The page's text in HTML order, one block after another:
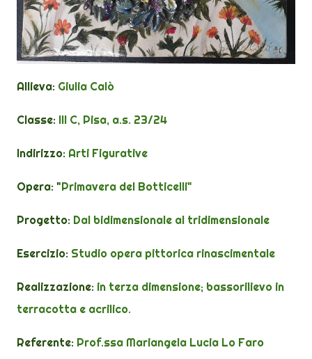
Allieva: Giulia Calò
Classe: III C, Pisa, a.s. 23/24
Indirizzo: Arti Figurative
Opera: "Primavera del Botticelli"
Progetto: Dal bidimensionale al tridimensionale
Esercizio: Studio opera pittorica rinascimentale
Realizzazione: in terza dimensione; bassorilievo in
terracotta e acrilico.
Referente: Prof.ssa Mariangela Lucia Lo Faro